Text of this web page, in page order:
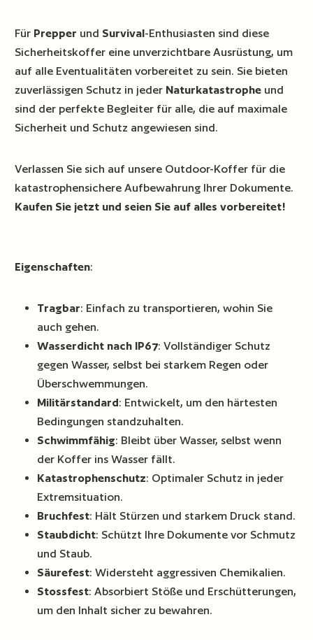
Für Prepper und Survival-Enthusiasten sind diese
Sicherheitskoffer eine unverzichtbare Ausrüstung, um
auf alle Eventualitäten vorbereitet zu sein. Sie bieten
zuverlässigen Schutz in jeder Naturkatastrophe und
sind der perfekte Begleiter für alle, die auf maximale
Sicherheit und Schutz angewiesen sind.
Verlassen Sie sich auf unsere Outdoor-Koffer für die
katastrophensichere Aufbewahrung Ihrer Dokumente.
Kaufen Sie jetzt und seien Sie auf alles vorbereitet!
Eigenschaften:
Tragbar: Einfach zu transportieren, wohin Sie
auch gehen.
Wasserdicht nach IP67: Vollständiger Schutz
gegen Wasser, selbst bei starkem Regen oder
Überschwemmungen.
Militärstandard: Entwickelt, um den härtesten
Bedingungen standzuhalten.
Schwimmfähig: Bleibt über Wasser, selbst wenn
der Koffer ins Wasser fällt.
Katastrophenschutz: Optimaler Schutz in jeder
Extremsituation.
Bruchfest: Hält Stürzen und starkem Druck stand.
Staubdicht: Schützt Ihre Dokumente vor Schmutz
und Staub.
Säurefest: Widersteht aggressiven Chemikalien.
Stossfest: Absorbiert Stöße und Erschütterungen,
um den Inhalt sicher zu bewahren.